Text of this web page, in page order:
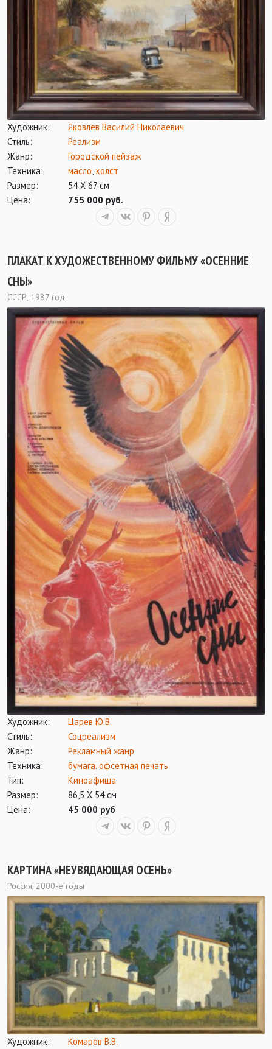
Художник:
Яковлев Василий Николаевич
Стиль:
Реализм
Жанр:
Городской пейзаж
Техника:
масло,холст
Размер:
54 Х 67 см
Цена:
755 000 руб.
ПЛАКАТ К ХУДОЖЕСТВЕННОМУ ФИЛЬМУ «ОСЕННИЕ
СНЫ»
СССР, 1987 год
Художник:
Царев Ю.В.
Стиль:
Соцреализм
Жанр:
Рекламный жанр
Техника:
бумага,офсетная печать
Тип:
Киноафиша
Размер:
86,5 Х 54 см
Цена:
45 000 руб
КАРТИНА «НЕУВЯДАЮЩАЯ ОСЕНЬ»
Россия, 2000-е годы
Художник:
Комаров В.В.